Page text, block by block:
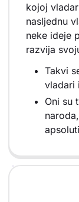
kojoj
nasljednu
neke ideje
razvija
Takvi
vladari
Oni su